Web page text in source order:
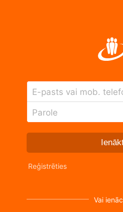
E-pasts vai mob.
Parole
Reģistrēties
Vai